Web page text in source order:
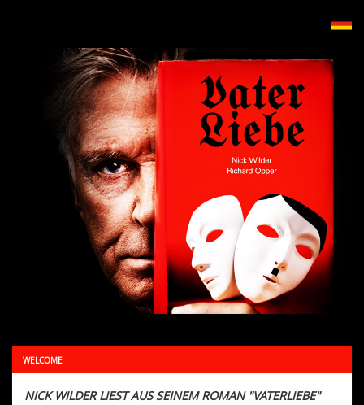
WELCOME
NICK WILDER LIEST AUS SEINEM ROMAN "VATERLIEBE"